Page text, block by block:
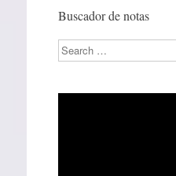
Buscador de notas
Search